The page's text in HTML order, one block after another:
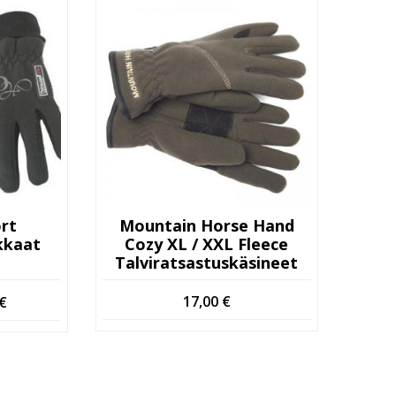
€
Mountain Horse Hand
Cozy XL / XXL Fleece
Talviratsastuskäsineet
17,00 €